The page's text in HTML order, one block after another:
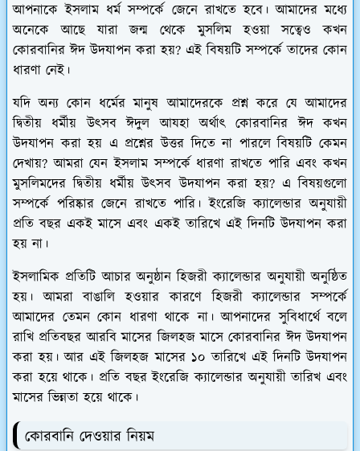
আপনাকে ইসলাম ধর্ম সম্পর্কে জেনে রাখতে হবে। আমাদের মধ্যে
অনেকে আছে যারা জন্ম থেকে মুসলিম হওয়া সত্বেও কখন
কোরবানির ঈদ উদযাপন করা হয়? এই বিষয়টি সম্পর্কে তাদের কোন
ধারণা নেই।
যদি অন্য কোন ধর্মের মানুষ আমাদেরকে প্রশ্ন করে যে আমাদের
দ্বিতীয় ধর্মীয় উৎসব ঈদুল আযহা অর্থাৎ কোরবানির ঈদ কখন
উদযাপন করা হয় এ প্রশ্নের উত্তর দিতে না পারলে বিষয়টি কেমন
দেখায়? আমরা যেন ইসলাম সম্পর্কে ধারণা রাখতে পারি এবং কখন
মুসলিমদের দ্বিতীয় ধর্মীয় উৎসব উদযাপন করা হয়? এ বিষয়গুলো
সম্পর্কে পরিষ্কার জেনে রাখতে পারি। ইংরেজি ক্যালেন্ডার অনুযায়ী
প্রতি বছর একই মাসে এবং একই তারিখে এই দিনটি উদযাপন করা
হয় না।
ইসলামিক প্রতিটি আচার অনুষ্ঠান হিজরী ক্যালেন্ডার অনুযায়ী অনুষ্ঠিত
হয়। আমরা বাঙালি হওয়ার কারণে হিজরী ক্যালেন্ডার সম্পর্কে
আমাদের তেমন কোন ধারণা থাকে না। আপনাদের সুবিধার্থে বলে
রাখি প্রতিবছর আরবি মাসের জিলহজ মাসে কোরবানির ঈদ উদযাপন
করা হয়। আর এই জিলহজ মাসের ১০ তারিখে এই দিনটি উদযাপন
করা হয়ে থাকে। প্রতি বছর ইংরেজি ক্যালেন্ডার অনুযায়ী তারিখ এবং
মাসের ভিন্নতা হয়ে থাকে।
কোরবানি দেওয়ার নিয়ম